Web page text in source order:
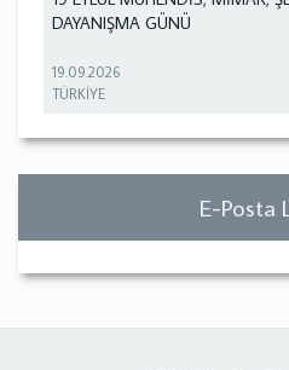
DAYANIŞMA GÜNÜ
19.09.2026
TÜRKİYE
E-Posta